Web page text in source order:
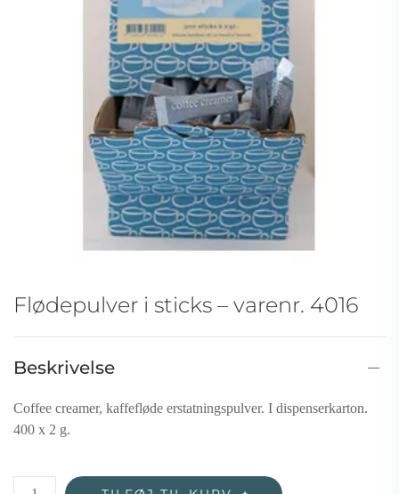
Flødepulver i sticks – varenr. 4016
Beskrivelse
Coffee creamer, kaffefløde erstatningspulver. I dispenserkarton.
400 x 2 g.
Flødepulver